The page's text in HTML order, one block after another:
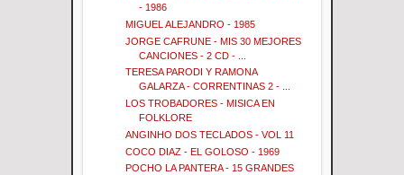
- 1986
MIGUEL ALEJANDRO - 1985
JORGE CAFRUNE - MIS 30 MEJORES
CANCIONES - 2 CD - ...
TERESA PARODI Y RAMONA
GALARZA - CORRENTINAS 2 - ...
LOS TROBADORES - MISICA EN
FOLKLORE
ANGINHO DOS TECLADOS - VOL 11
COCO DIAZ - EL GOLOSO - 1969
POCHO LA PANTERA - 15 GRANDES